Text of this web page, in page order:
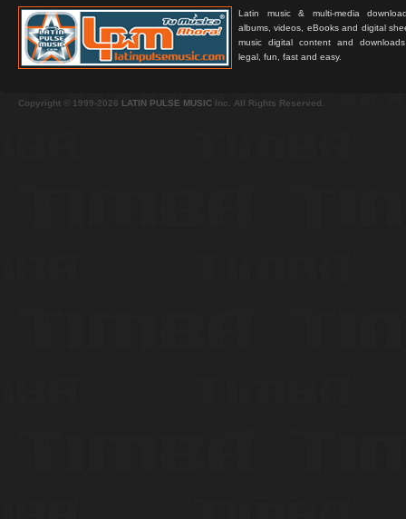
Latin music & multi-media
albums, videos, eBooks and digital
music digital content and
legal, fun, fast and easy.
Copyright © 1999-2026 LATIN PULSE MUSIC Inc. All Rights Reserved.